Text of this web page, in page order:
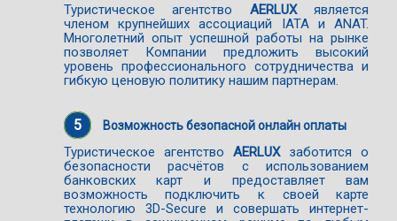
Туристическое агентство AERLUXявляется
членом крупнейших ассоциаций IATA и ANAT.
Многолетний опыт успешной работы на рынке
позволяет Компании предложить высокий
уровень профессионального сотрудничества и
гибкую ценовую политику нашим партнерам.
5 Возможность безопасной онлайн оплаты
Туристическое агентство AERLUXзаботится о
безопасности расчётов с использованием
банковских карт и предоставляет вам
возможность подключить к своей карте
технологию 3D-Secure и совершать интернет-